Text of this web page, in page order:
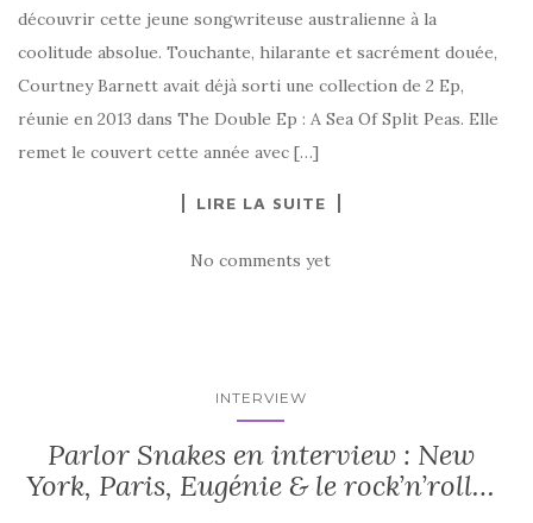
découvrir cette jeune songwriteuse australienne à la
coolitude absolue. Touchante, hilarante et sacrément douée,
Courtney Barnett avait déjà sorti une collection de 2 Ep,
réunie en 2013 dans The Double Ep : A Sea Of Split Peas. Elle
remet le couvert cette année avec […]
LIRE LA SUITE
No comments yet
INTERVIEW
Parlor Snakes en interview : New
York, Paris, Eugénie & le rock’n’roll…